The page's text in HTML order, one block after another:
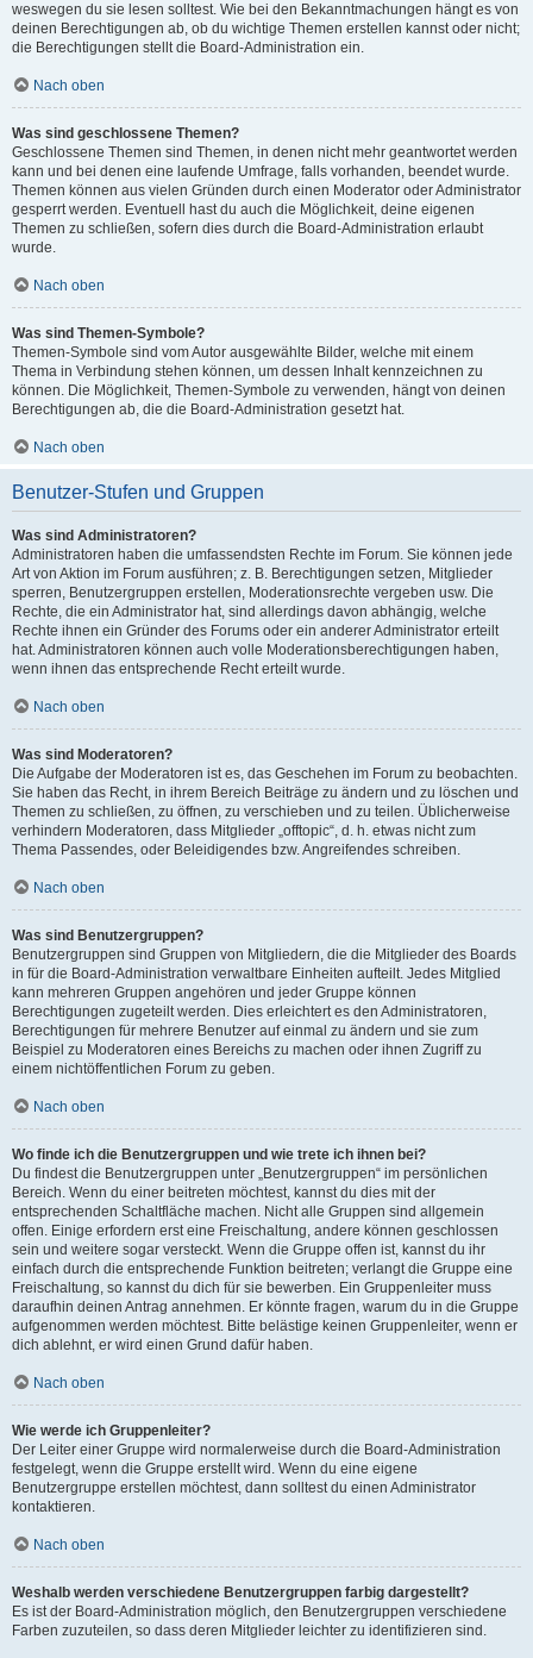
weswegen du sie lesen solltest. Wie bei den Bekanntmachungen hängt es von
deinen Berechtigungen ab, ob du wichtige Themen erstellen kannst oder nicht;
die Berechtigungen stellt die Board-Administration ein.
Nach oben
Was sind geschlossene Themen?
Geschlossene Themen sind Themen, in denen nicht mehr geantwortet werden
kann und bei denen eine laufende Umfrage, falls vorhanden, beendet wurde.
Themen können aus vielen Gründen durch einen Moderator oder Administrator
gesperrt werden. Eventuell hast du auch die Möglichkeit, deine eigenen
Themen zu schließen, sofern dies durch die Board-Administration erlaubt
wurde.
Nach oben
Was sind Themen-Symbole?
Themen-Symbole sind vom Autor ausgewählte Bilder, welche mit einem
Thema in Verbindung stehen können, um dessen Inhalt kennzeichnen zu
können. Die Möglichkeit, Themen-Symbole zu verwenden, hängt von deinen
Berechtigungen ab, die die Board-Administration gesetzt hat.
Nach oben
Benutzer-Stufen und Gruppen
Was sind Administratoren?
Administratoren haben die umfassendsten Rechte im Forum. Sie können jede
Art von Aktion im Forum ausführen; z. B. Berechtigungen setzen, Mitglieder
sperren, Benutzergruppen erstellen, Moderationsrechte vergeben usw. Die
Rechte, die ein Administrator hat, sind allerdings davon abhängig, welche
Rechte ihnen ein Gründer des Forums oder ein anderer Administrator erteilt
hat. Administratoren können auch volle Moderationsberechtigungen haben,
wenn ihnen das entsprechende Recht erteilt wurde.
Nach oben
Was sind Moderatoren?
Die Aufgabe der Moderatoren ist es, das Geschehen im Forum zu beobachten.
Sie haben das Recht, in ihrem Bereich Beiträge zu ändern und zu löschen und
Themen zu schließen, zu öffnen, zu verschieben und zu teilen. Üblicherweise
verhindern Moderatoren, dass Mitglieder „offtopic“, d. h. etwas nicht zum
Thema Passendes, oder Beleidigendes bzw. Angreifendes schreiben.
Nach oben
Was sind Benutzergruppen?
Benutzergruppen sind Gruppen von Mitgliedern, die die Mitglieder des Boards
in für die Board-Administration verwaltbare Einheiten aufteilt. Jedes Mitglied
kann mehreren Gruppen angehören und jeder Gruppe können
Berechtigungen zugeteilt werden. Dies erleichtert es den Administratoren,
Berechtigungen für mehrere Benutzer auf einmal zu ändern und sie zum
Beispiel zu Moderatoren eines Bereichs zu machen oder ihnen Zugriff zu
einem nichtöffentlichen Forum zu geben.
Nach oben
Wo finde ich die Benutzergruppen und wie trete ich ihnen bei?
Du findest die Benutzergruppen unter „Benutzergruppen“ im persönlichen
Bereich. Wenn du einer beitreten möchtest, kannst du dies mit der
entsprechenden Schaltfläche machen. Nicht alle Gruppen sind allgemein
offen. Einige erfordern erst eine Freischaltung, andere können geschlossen
sein und weitere sogar versteckt. Wenn die Gruppe offen ist, kannst du ihr
einfach durch die entsprechende Funktion beitreten; verlangt die Gruppe eine
Freischaltung, so kannst du dich für sie bewerben. Ein Gruppenleiter muss
daraufhin deinen Antrag annehmen. Er könnte fragen, warum du in die Gruppe
aufgenommen werden möchtest. Bitte belästige keinen Gruppenleiter, wenn er
dich ablehnt, er wird einen Grund dafür haben.
Nach oben
Wie werde ich Gruppenleiter?
Der Leiter einer Gruppe wird normalerweise durch die Board-Administration
festgelegt, wenn die Gruppe erstellt wird. Wenn du eine eigene
Benutzergruppe erstellen möchtest, dann solltest du einen Administrator
kontaktieren.
Nach oben
Weshalb werden verschiedene Benutzergruppen farbig dargestellt?
Es ist der Board-Administration möglich, den Benutzergruppen verschiedene
Farben zuzuteilen, so dass deren Mitglieder leichter zu identifizieren sind.